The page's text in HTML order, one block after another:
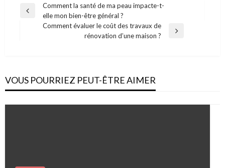
Navigation
Previous
Comment la santé de ma peau impacte-t-
elle mon bien-être général ?
Comment évaluer le coût des travaux de
rénovation d’une maison ?
VOUS POURRIEZ PEUT-ÊTRE AIMER